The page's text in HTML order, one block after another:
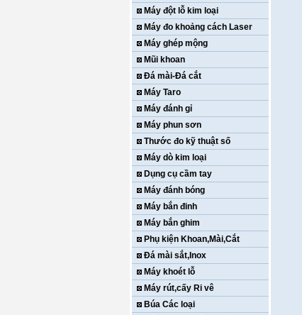
Máy đột lỗ kim loại
Máy đo khoảng cách Laser
Máy ghép mộng
Mũi khoan
Đá mài-Đá cắt
Máy Taro
Máy đánh gỉ
Máy phun sơn
Thước đo kỹ thuật số
Máy dò kim loại
Dụng cụ cầm tay
Máy đánh bóng
Máy bắn đinh
Máy bắn ghim
Phụ kiện Khoan,Mài,Cắt
Đá mài sắt,Inox
Máy khoét lỗ
Máy rút,cấy Ri vê
Búa Các loại